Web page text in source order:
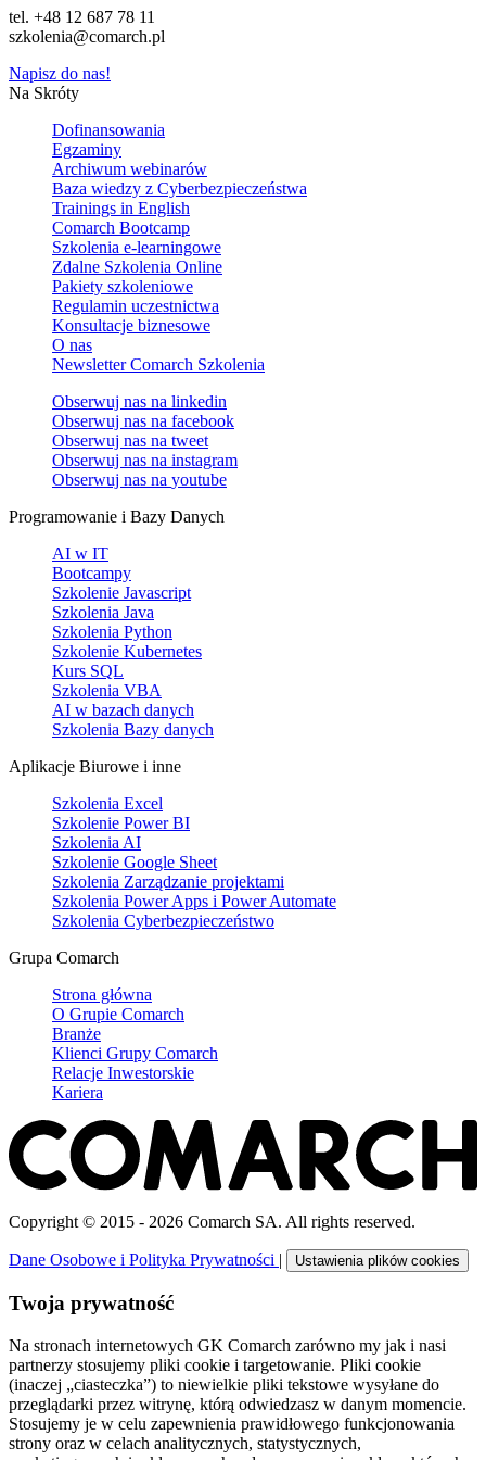
tel. +48 12 687 78 11
szkolenia@comarch.pl
Napisz do nas!
Na Skróty
Dofinansowania
Egzaminy
Archiwum webinarów
Baza wiedzy z Cyberbezpieczeństwa
Trainings in English
Comarch Bootcamp
Szkolenia e-learningowe
Zdalne Szkolenia Online
Pakiety szkoleniowe
Regulamin uczestnictwa
Konsultacje biznesowe
O nas
Newsletter Comarch Szkolenia
Obserwuj nas na linkedin
Obserwuj nas na facebook
Obserwuj nas na tweet
Obserwuj nas na instagram
Obserwuj nas na youtube
Programowanie i Bazy Danych
AI w IT
Bootcampy
Szkolenie Javascript
Szkolenia Java
Szkolenia Python
Szkolenie Kubernetes
Kurs SQL
Szkolenia VBA
AI w bazach danych
Szkolenia Bazy danych
Aplikacje Biurowe i inne
Szkolenia Excel
Szkolenie Power BI
Szkolenia AI
Szkolenie Google Sheet
Szkolenia Zarządzanie projektami
Szkolenia Power Apps i Power Automate
Szkolenia Cyberbezpieczeństwo
Grupa Comarch
Strona główna
O Grupie Comarch
Branże
Klienci Grupy Comarch
Relacje Inwestorskie
Kariera
Copyright © 2015 - 2026 Comarch SA. All rights reserved.
Dane Osobowe i Polityka Prywatności | Ustawienia plików cookies
Twoja prywatność
Na stronach internetowych GK Comarch zarówno my jak i nasi
partnerzy stosujemy pliki cookie i targetowanie. Pliki cookie
(inaczej „ciasteczka”) to niewielkie pliki tekstowe wysyłane do
przeglądarki przez witrynę, którą odwiedzasz w danym momencie.
Stosujemy je w celu zapewnienia prawidłowego funkcjonowania
strony oraz w celach analitycznych, statystycznych,